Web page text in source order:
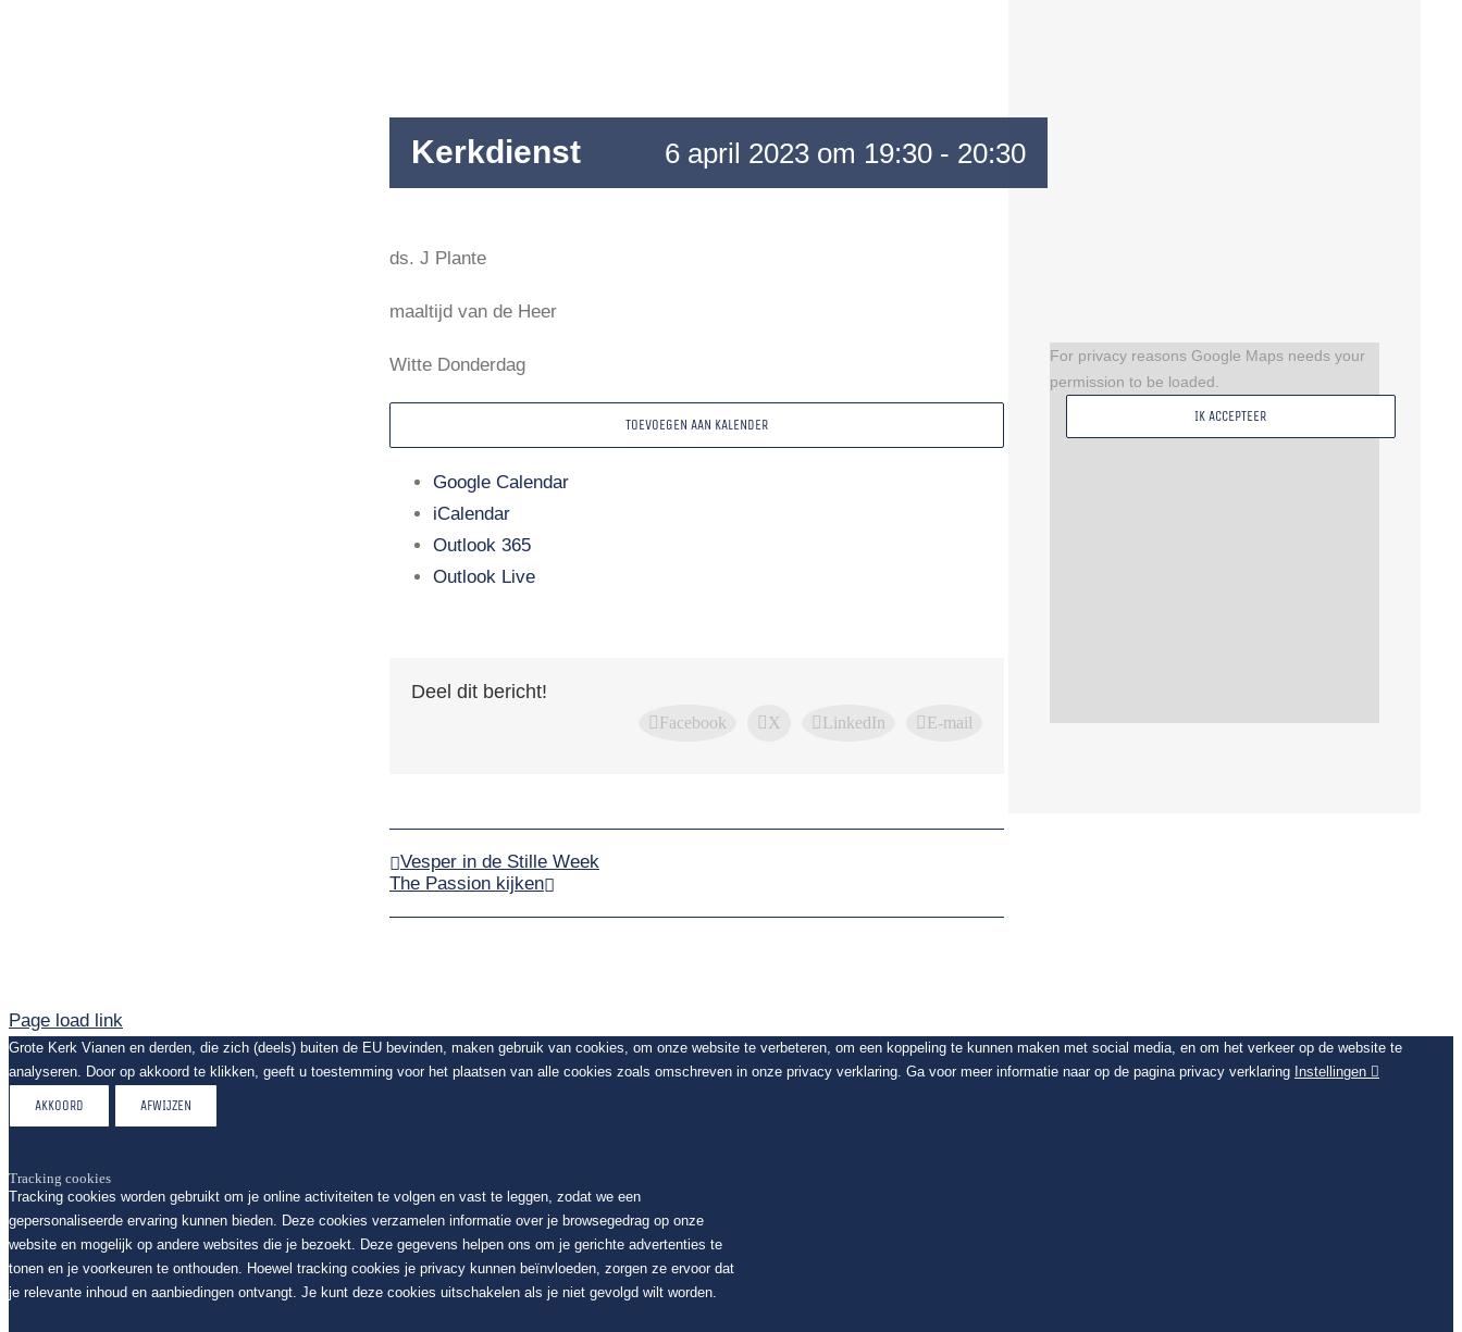
Kerkdienst 6 april 2023 om 19:30- 20:30
ds. J Plante
maaltijd van de Heer
Witte Donderdag
TOEVOEGEN AAN KALENDER
Google Calendar
iCalendar
Outlook 365
Outlook Live
Deel dit bericht!
Facebook X LinkedIn E-mail
Vesper in de Stille Week
The Passion kijken
For privacy reasons Google Maps needs your
permission to be loaded.
IK ACCEPTEER
Page load link
Grote Kerk Vianen en derden, die zich (deels) buiten de EU bevinden, maken gebruik van cookies, om onze website te verbeteren, om een koppeling te kunnen maken met social media, en om het verkeer op de website te
analyseren. Door op akkoord te klikken, geeft u toestemming voor het plaatsen van alle cookies zoals omschreven in onze privacy verklaring. Ga voor meer informatie naar op de pagina privacy verklaring Instellingen
AKKOORD AFWIJZEN
Tracking cookies
Tracking cookies worden gebruikt om je online activiteiten te volgen en vast te leggen, zodat we een
gepersonaliseerde ervaring kunnen bieden. Deze cookies verzamelen informatie over je browsegedrag op onze
website en mogelijk op andere websites die je bezoekt. Deze gegevens helpen ons om je gerichte advertenties te
tonen en je voorkeuren te onthouden. Hoewel tracking cookies je privacy kunnen beïnvloeden, zorgen ze ervoor dat
je relevante inhoud en aanbiedingen ontvangt. Je kunt deze cookies uitschakelen als je niet gevolgd wilt worden.